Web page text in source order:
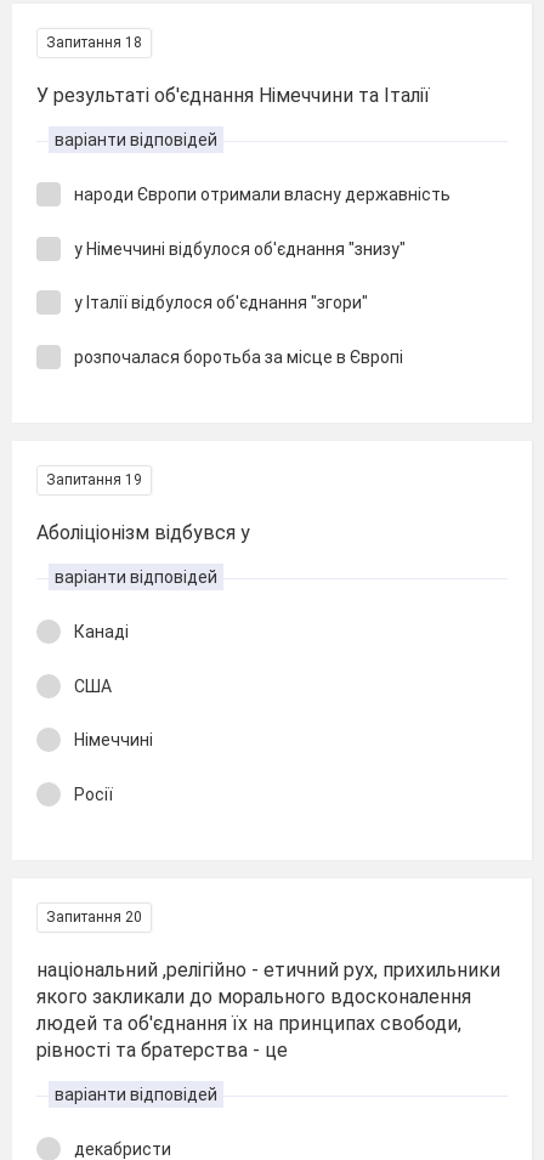
Запитання 18
У результаті об'єднання Німеччини та Італії
варіанти відповідей
народи Європи отримали власну державність
у Німеччині відбулося об'єднання "знизу"
у Італії відбулося об'єднання "згори"
розпочалася боротьба за місце в Європі
Запитання 19
Аболіціонізм відбувся у
варіанти відповідей
Канаді
США
Німеччині
Росії
Запитання 20
національний ,релігійно - етичний рух, прихильники
якого закликали до морального вдосконалення
людей та об'єднання їх на принципах свободи,
рівності та братерства - це
варіанти відповідей
декабристи